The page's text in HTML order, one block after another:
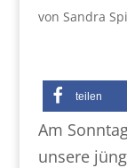
von Sandra
teilen
Am
unsere